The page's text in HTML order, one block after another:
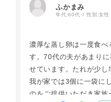
ふかまみ
年代:60代 性別:女性
濃厚な蒸し卵は一度食べ
す。70代の夫があまり
せています。たれが少
我が家では3個に一袋に
のをご提供いただき家族